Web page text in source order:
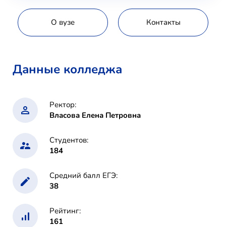
О вузе Контакты
Данные колледжа
Ректор:
Власова Елена Петровна
Студентов:
184
Средний балл ЕГЭ:
38
Рейтинг:
161